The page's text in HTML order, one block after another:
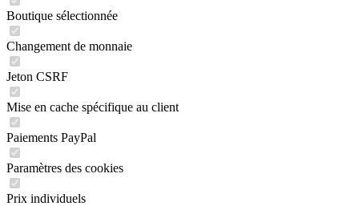
Boutique sélectionnée
Changement de monnaie
Jeton CSRF
Mise en cache spécifique au client
Paiements PayPal
Paramètres des cookies
Prix individuels